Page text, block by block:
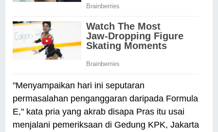
"Menyampaikan hari ini seputaran
permasalahan penganggaran daripada Formula
E," kata pria yang akrab disapa Pras itu usai
menjalani pemeriksaan di Gedung KPK, Jakarta